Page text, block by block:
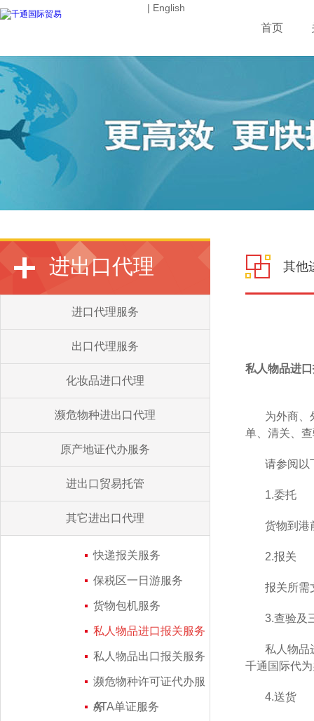
| English
首页
进出口代理
进口代理服务
出口代理服务
化妆品进口代理
濒危物种进出口代理
原产地证代办服务
进出口贸易托管
其它进出口代理
快递报关服务
保税区一日游服务
货物包机服务
私人物品进口报关服务
私人物品出口报关服务
濒危物种许可证代办服
务
ATA单证服务
其他
私人物品进
为外商、
单、清关、
请参阅以
1.委托
货物到港
2.报关
报关所需
3.查验及
私人物品
千通国际代
4.送货